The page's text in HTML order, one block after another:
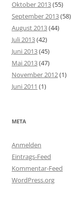
Oktober 2013(55)
September 2013(58)
August 2013(44)
Juli 2013(42)
Juni 2013(45)
Mai 2013(47)
November 2012(1)
Juni 2011 (1)
META
Anmelden
Eintrags-Feed
Kommentar-Feed
WordPress.org